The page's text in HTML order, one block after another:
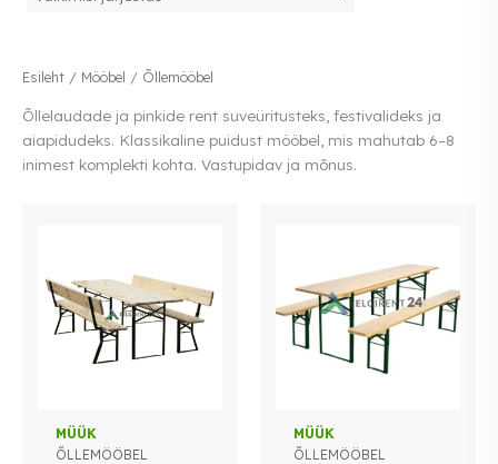
Esileht / Mööbel / Õllemööbel
Õllelaudade ja pinkide rent suveüritusteks, festivalideks ja
aiapidudeks. Klassikaline puidust mööbel, mis mahutab 6–8
inimest komplekti kohta. Vastupidav ja mõnus.
MÜÜK
ÕLLEMÖÖBEL
MÜÜK
ÕLLEMÖÖBEL